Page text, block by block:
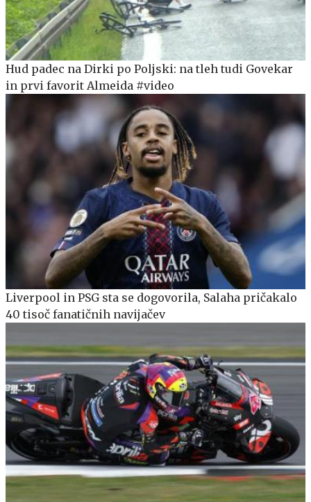
Hud padec na Dirki po Poljski: na tleh tudi Govekar
in prvi favorit Almeida #video
Liverpool in PSG sta se dogovorila, Salaha pričakalo
40 tisoč fanatičnih navijačev